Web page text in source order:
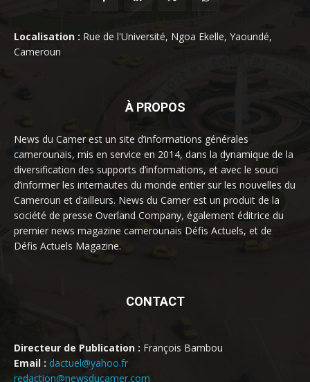
Localisation : Rue de l'Université, Ngoa Ekelle, Yaoundé,
Cameroun
À PROPOS
News du Camer est un site d’informations générales
camerounais, mis en service en 2014, dans la dynamique de la
diversification des supports d’informations, et avec le souci
d’informer les internautes du monde entier sur les nouvelles du
Cameroun et d’ailleurs. News du Camer est un produit de la
société de presse Overland Company, également éditrice du
premier news magazine camerounais Défis Actuels, et de
Défis Actuels Magazine.
CONTACT
Directeur de Publication : François Bambou
Email : dactuel@yahoo.fr
redaction@newsducamer.com